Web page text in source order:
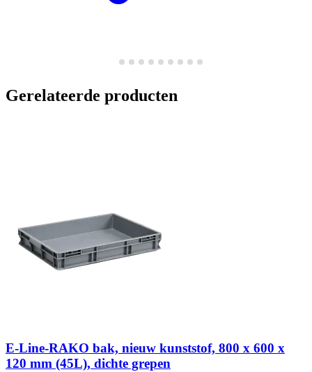
Gerelateerde producten
E-Line-RAKO bak, nieuw kunststof, 800 x 600 x
120 mm (45L), dichte grepen